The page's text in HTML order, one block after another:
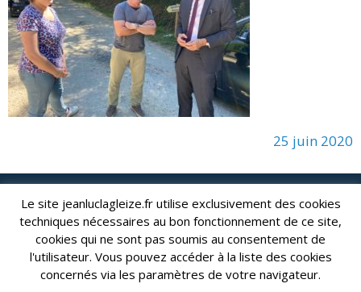
25 juin 2020
Jean-Luc LAGLEIZE - e-mail : lagleize2024@gmail.com
Mentions Légales- Copyright © 2024. Tous droits réservés.
Le site jeanluclagleize.fr utilise exclusivement des cookies
techniques nécessaires au bon fonctionnement de ce site,
cookies qui ne sont pas soumis au consentement de
l'utilisateur. Vous pouvez accéder à la liste des cookies
concernés via les paramètres de votre navigateur.